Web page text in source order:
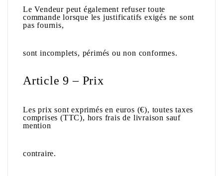
Le Vendeur peut également refuser toute
commande lorsque les justificatifs exigés ne sont
pas fournis,
sont incomplets, périmés ou non conformes.
Article 9 – Prix
Les prix sont exprimés en euros (€), toutes taxes
comprises (TTC), hors frais de livraison sauf
mention
contraire.